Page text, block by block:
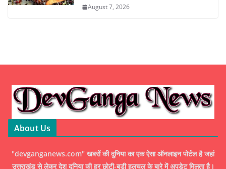
August 7, 2026
About Us
"devganganews.com" खबरों की दुनिया का एक ऐसा ऑनलाइन पोर्टल है जहां
उत्तराखंड से लेकर देश दुनिया की हर छोटी-बड़ी हलचल के बारे में अपडेट मिलता है।